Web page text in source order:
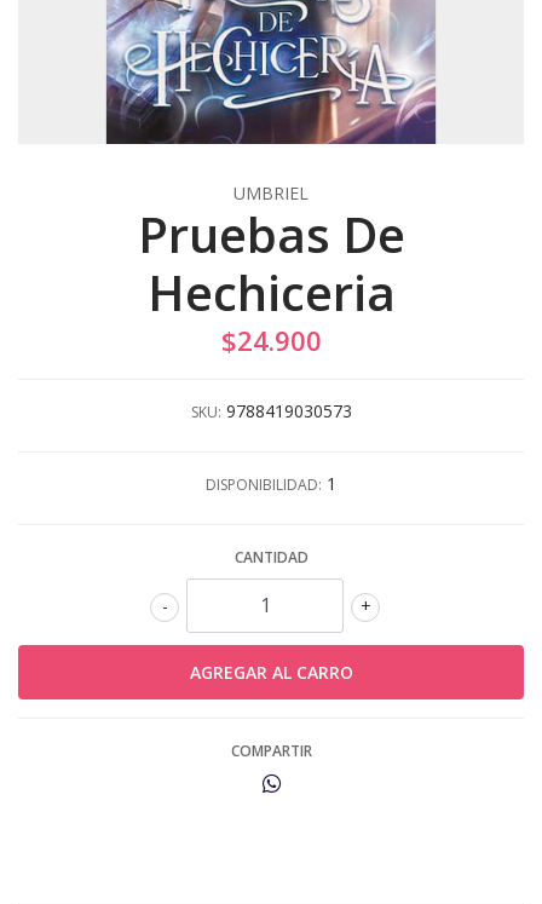
UMBRIEL
Pruebas De
Hechiceria
$24.900
SKU: 9788419030573
DISPONIBILIDAD: 1
CANTIDAD
+
-
COMPARTIR